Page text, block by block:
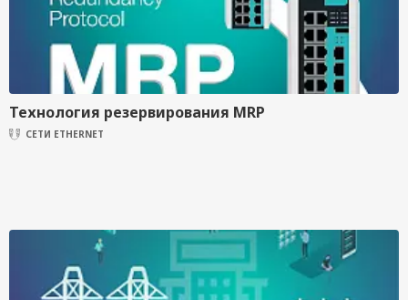
Технология резервирования MRP
СЕТИ ETHERNET